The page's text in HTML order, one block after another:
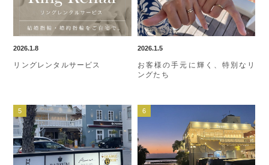
2026.1.8
リングレンタルサービス
2026.1.5
お客様の手元に輝く、特別なリ
ングたち